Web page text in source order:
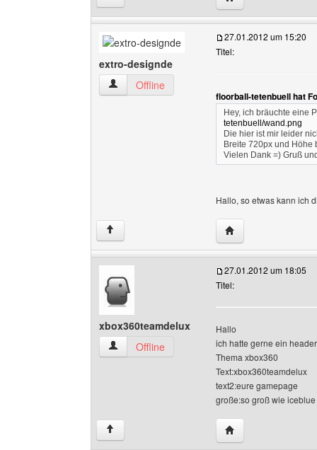
extro-designde
extro-designde Benutzer-Profile anzeigen
Offline
27.01.2012 um 15:20
Titel:
floorball-tetenbuell hat
Hey, ich bräuchte eine
tetenbuell/wand.png
Die hier ist mir leider
Breite 720px und Höhe
Vielen Dank =) Gruß
Hallo, so etwas kann ich
↑ Website dieses
xbox360teamdelux
xbox360teamdelux Benutzer-Profile anzeigen
Offline
27.01.2012 um 18:05
Titel:
Hallo
ich hatte gerne ein header
Thema xbox360
Text:xbox360teamdelux
text2:eure gamepage
große:so groß wie iceblue
↑ Website dieses